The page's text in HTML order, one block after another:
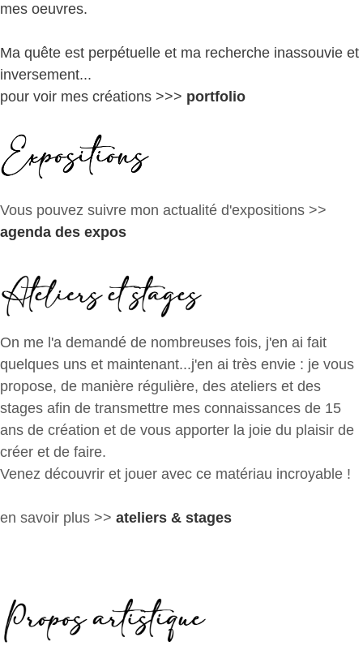
mes oeuvres.
Ma quête est perpétuelle et ma recherche inassouvie et
inversement...
pour voir mes créations >>> portfolio
Vous pouvez suivre mon actualité d'expositions >>
agenda des expos
On me l'a demandé de nombreuses fois, j'en ai fait
quelques uns et maintenant...j'en ai très envie : je vous
propose, de manière régulière, des ateliers et des
stages afin de transmettre mes connaissances de 15
ans de création et de vous apporter la joie du plaisir de
créer et de faire.
Venez découvrir et jouer avec ce matériau incroyable !
en savoir plus >> ateliers & stages